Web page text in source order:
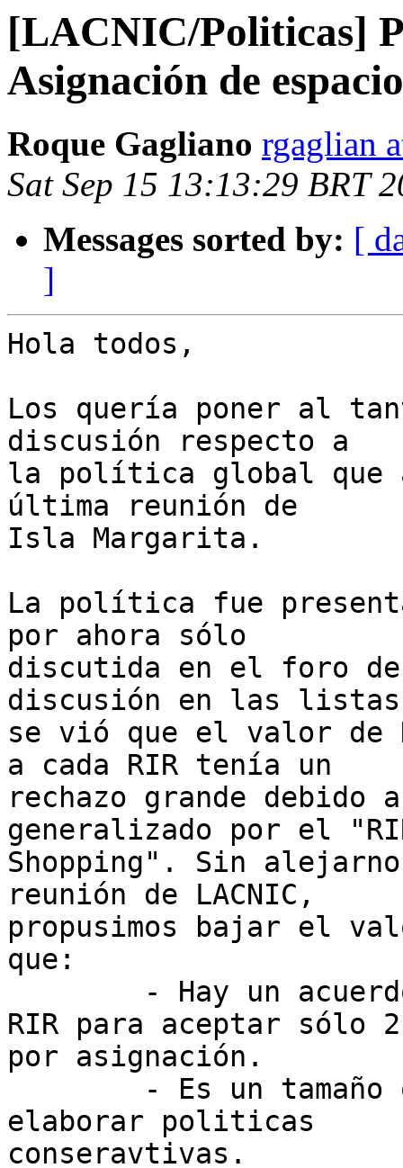
[LACNIC/Politicas]
Asignación de
Roque Gagliano rgaglian
Sat Sep 15 13:13:29 BRT
Messages sorted by: [
]
Hola todos,
Los quería poner al
discusión respecto a
la política global que
última reunión de
Isla Margarita.
La política fue
por ahora sólo
discutida en el foro de
discusión en las
se vió que el valor de
a cada RIR tenía un
rechazo grande debido
generalizado por el
Shopping". Sin
reunión de LACNIC,
propusimos bajar el
que:
RIR para aceptar
por asignación.
elaborar politicas
conseravtivas.